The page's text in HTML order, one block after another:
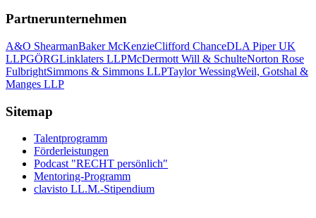
Partnerunternehmen
A&O ShearmanBaker McKenzieClifford ChanceDLA Piper UK
LLPGÖRGLinklaters LLPMcDermott Will & SchulteNorton Rose
FulbrightSimmons & Simmons LLPTaylor WessingWeil, Gotshal &
Manges LLP
Sitemap
Talentprogramm
Förderleistungen
Podcast "RECHT persönlich"
Mentoring-Programm
clavisto LL.M.-Stipendium